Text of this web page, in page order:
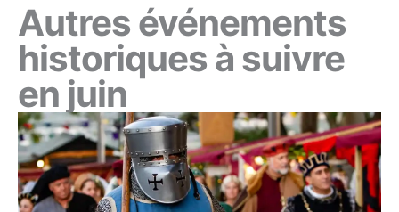
Autres événements
historiques à suivre
en juin